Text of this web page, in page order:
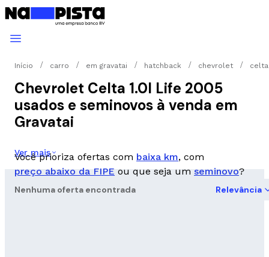
Início carro em gravatai hatchback chevrolet
Chevrolet Celta 1.0l Life 2005
usados e seminovos à venda em
Gravatai
Você prioriza ofertas com baixa km, com
preço abaixo da FIPE ou que seja um seminovo?
Ver mais
Nenhuma oferta encontrada Relevância